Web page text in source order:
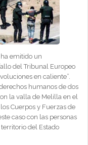
ha emitido un
del Tribunal Europeo
en caliente”.
humanos de dos
la valla de Melilla en el
Cuerpos y Fuerzas de
caso con las personas
del Estado